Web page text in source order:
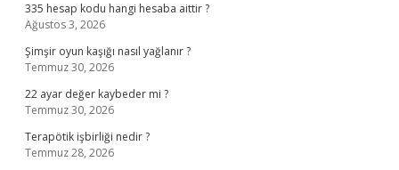
335 hesap kodu hangi hesaba aittir ?
Ağustos 3, 2026
Şimşir oyun kaşığı nasıl yağlanır ?
Temmuz 30, 2026
22 ayar değer kaybeder mi ?
Temmuz 30, 2026
Terapötik işbirliği nedir ?
Temmuz 28, 2026